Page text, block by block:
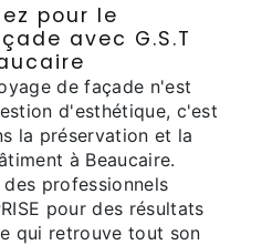
pour le
avec G.S.T
de façade n'est
d'esthétique, c'est
la préservation et la
à Beaucaire.
professionnels
pour des résultats
qui retrouve tout son